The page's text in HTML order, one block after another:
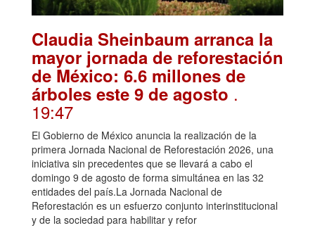
Claudia Sheinbaum arranca la
mayor jornada de reforestación
de México: 6.6 millones de
árboles este 9 de agosto .
19:47
El Gobierno de México anuncia la realización de la
primera Jornada Nacional de Reforestación 2026, una
iniciativa sin precedentes que se llevará a cabo el
domingo 9 de agosto de forma simultánea en las 32
entidades del país.La Jornada Nacional de
Reforestación es un esfuerzo conjunto interinstitucional
y de la sociedad para habilitar y refor